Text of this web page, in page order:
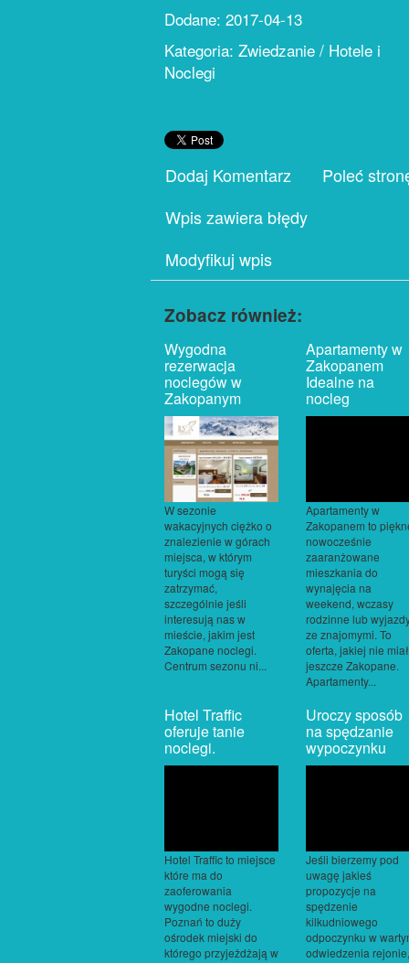
Dodane: 2017-04-13
Kategoria: Zwiedzanie / Hotele i
Noclegi
Dodaj Komentarz
Poleć
Wpis zawiera błędy
Modyfikuj wpis
Zobacz również:
Wygodna
rezerwacja
noclegów w
Zakopanym
W sezonie
wakacyjnych ciężko o
znalezienie w górach
miejsca, w którym
turyści mogą się
zatrzymać,
szczególnie jeśli
interesują nas w
mieście, jakim jest
Zakopane noclegi.
Centrum sezonu ni...
Apartamenty w
Zakopanem
Idealne na
nocleg
Apartamenty w
Zakopanem to
nowocześnie
zaaranżowane
mieszkania do
wynajęcia na
weekend, wczasy
rodzinne lub
ze znajomymi. To
oferta, jakiej nie
jeszcze Zakopane.
Apartamenty...
Hotel Traffic
oferuje tanie
noclegi.
Hotel Traffic to miejsce
które ma do
zaoferowania
wygodne noclegi.
Poznań to duży
ośrodek miejski do
którego przyjeżdżają w
Uroczy sposób
na spędzanie
wypoczynku
Jeśli bierzemy pod
uwagę jakieś
propozycje na
spędzenie
kilkudniowego
odpoczynku w
odwiedzenia rejonie,